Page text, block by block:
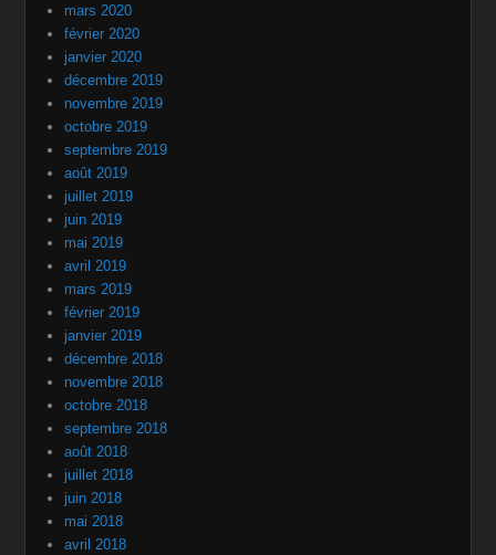
mars 2020
février 2020
janvier 2020
décembre 2019
novembre 2019
octobre 2019
septembre 2019
août 2019
juillet 2019
juin 2019
mai 2019
avril 2019
mars 2019
février 2019
janvier 2019
décembre 2018
novembre 2018
octobre 2018
septembre 2018
août 2018
juillet 2018
juin 2018
mai 2018
avril 2018